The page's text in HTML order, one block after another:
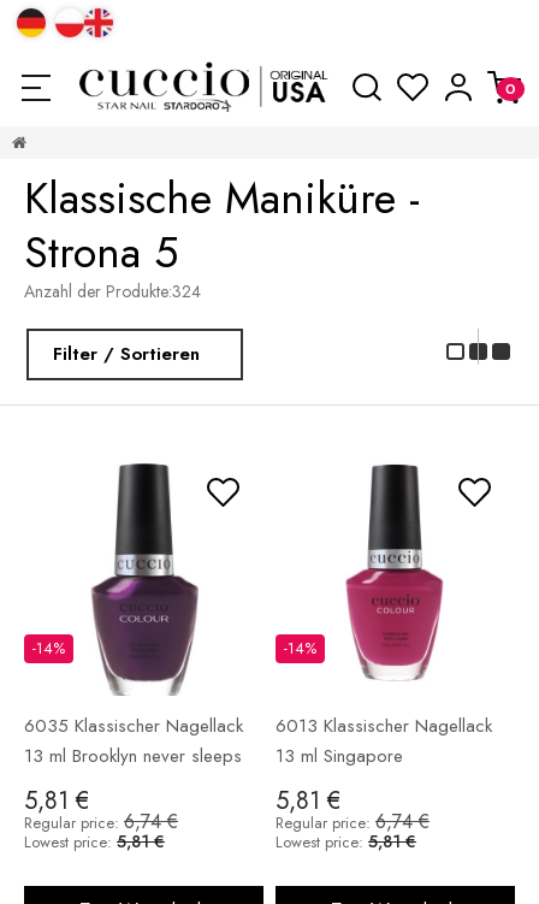
Klassische Maniküre -
Strona 5
Anzahl der Produkte:324
Filter / Sortieren
6035 Klassischer Nagellack
13 ml Brooklyn never sleeps
5,81 €
-14%
Regular price: 6,74 €
Lowest price: 5,81 €
6013 Klassischer Nagellack
13 ml Singapore
5,81 €
-14%
Regular price: 6,74 €
Lowest price: 5,81 €